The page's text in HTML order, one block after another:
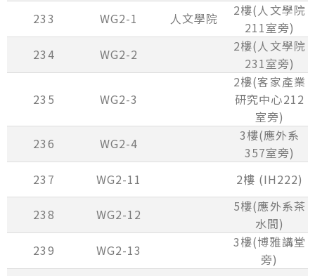
233 WG2-1 人文學院
2樓(人文學院
211室旁)
234
WG2-2
2樓(人文學院
231室旁)
235 WG2-3
2樓(客家產業
研究中心212
室旁)
236
WG2-4
3樓(應外系
357室旁)
237
WG2-11 2樓 (IH222)
238 WG2-12
5樓(應外系茶
水間)
239
WG2-13
3樓(博雅講堂
旁)